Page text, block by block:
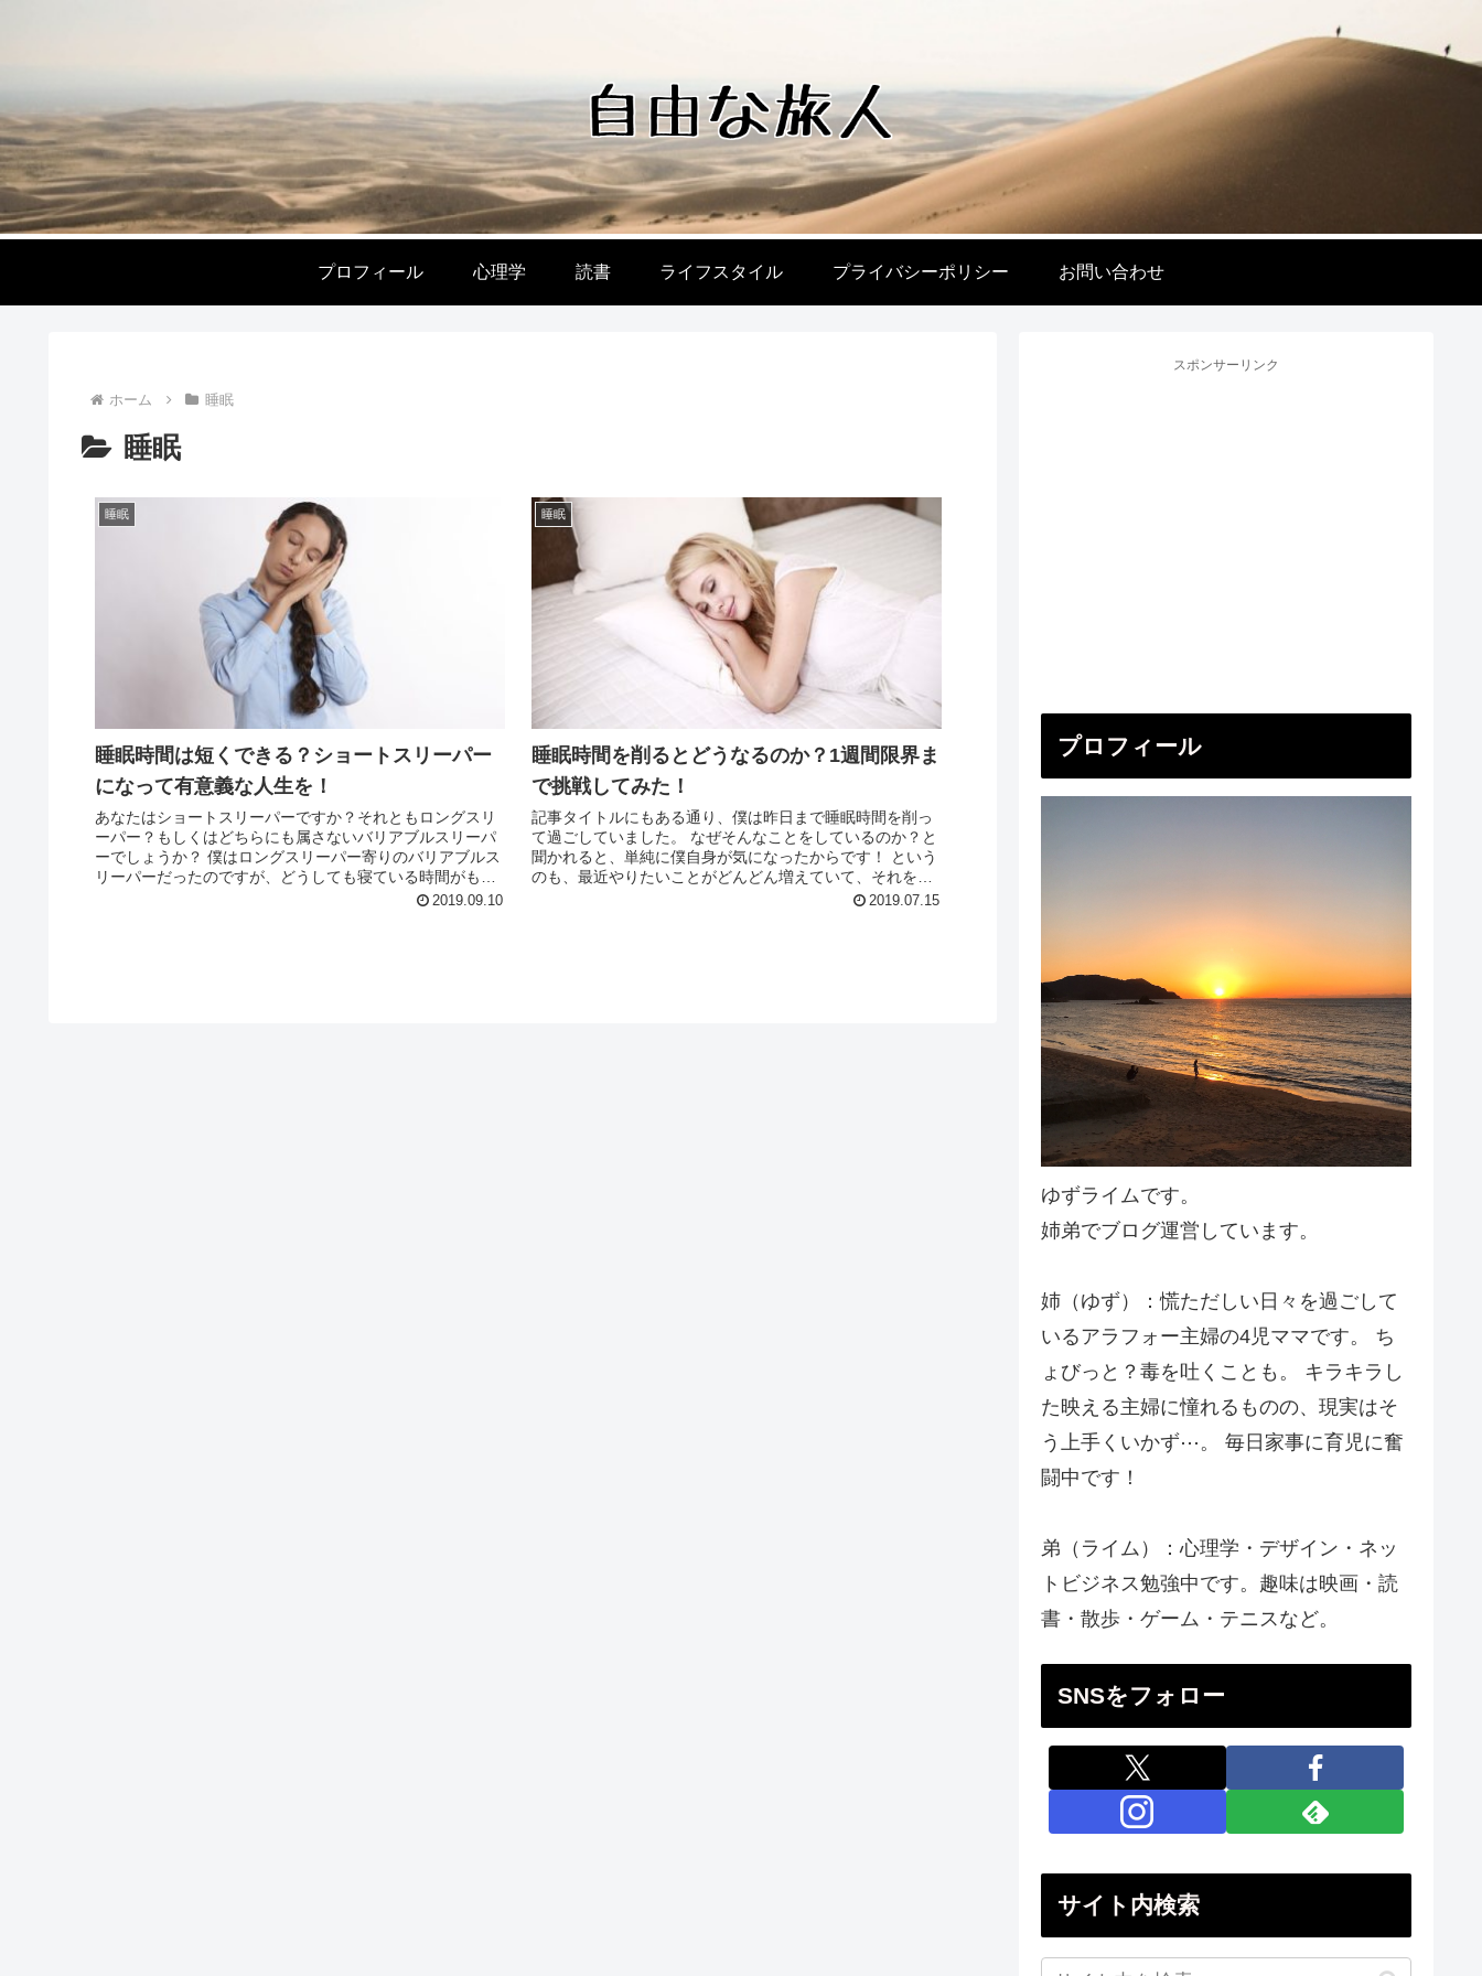
プロフィール 心理学 読書 ライフスタイル プライバシーポリシー お問い合わせ
ホーム 睡眠
睡眠
睡眠
睡眠時間は短くできる？ショートスリーパー
になって有意義な人生を！
あなたはショートスリーパーですか？それともロングスリ
ーパー？もしくはどちらにも属さないバリアブルスリーパ
ーでしょうか？ 僕はロングスリーパー寄りのバリアブルス
リーパーだったのですが、どうしても寝ている時間がもっ
2019.09.10
睡眠
睡眠時間を削るとどうなるのか？1週間限界ま
で挑戦してみた！
記事タイトルにもある通り、僕は昨日まで睡眠時間を削っ
て過ごしていました。 なぜそんなことをしているのか？と
聞かれると、単純に僕自身が気になったからです！ という
のも、最近やりたいことがどんどん増えていて、それをす
2019.07.15
スポンサーリンク
プロフィール
ゆずライムです。
姉弟でブログ運営しています。
姉（ゆず）：慌ただしい日々を過ごして
いるアラフォー主婦の4児ママです。 ち
ょびっと？毒を吐くことも。 キラキラし
た映える主婦に憧れるものの、現実はそ
う上手くいかず⋯。 毎日家事に育児に奮
闘中です！
弟（ライム）：心理学・デザイン・ネッ
トビジネス勉強中です。趣味は映画・読
書・散歩・ゲーム・テニスなど。
SNSをフォロー
サイト内検索